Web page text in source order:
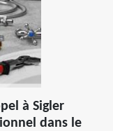
à Sigler
dans le